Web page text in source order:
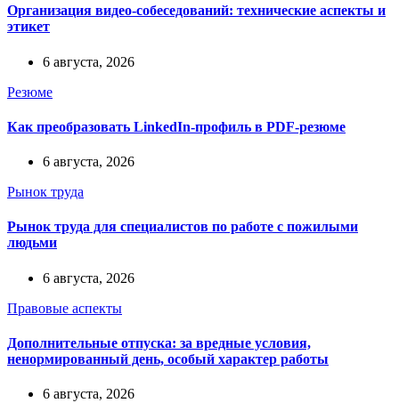
Организация видео-собеседований: технические аспекты и
этикет
6 августа, 2026
Резюме
Как преобразовать LinkedIn-профиль в PDF-резюме
6 августа, 2026
Рынок труда
Рынок труда для специалистов по работе с пожилыми
людьми
6 августа, 2026
Правовые аспекты
Дополнительные отпуска: за вредные условия,
ненормированный день, особый характер работы
6 августа, 2026